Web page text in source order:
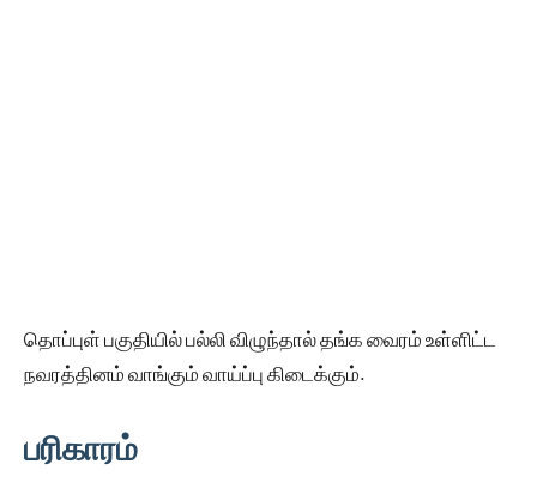
தொப்புள் பகுதியில் பல்லி விழுந்தால் தங்க வைரம் உள்ளிட்ட
நவரத்தினம் வாங்கும் வாய்ப்பு கிடைக்கும்.
பரிகாரம்